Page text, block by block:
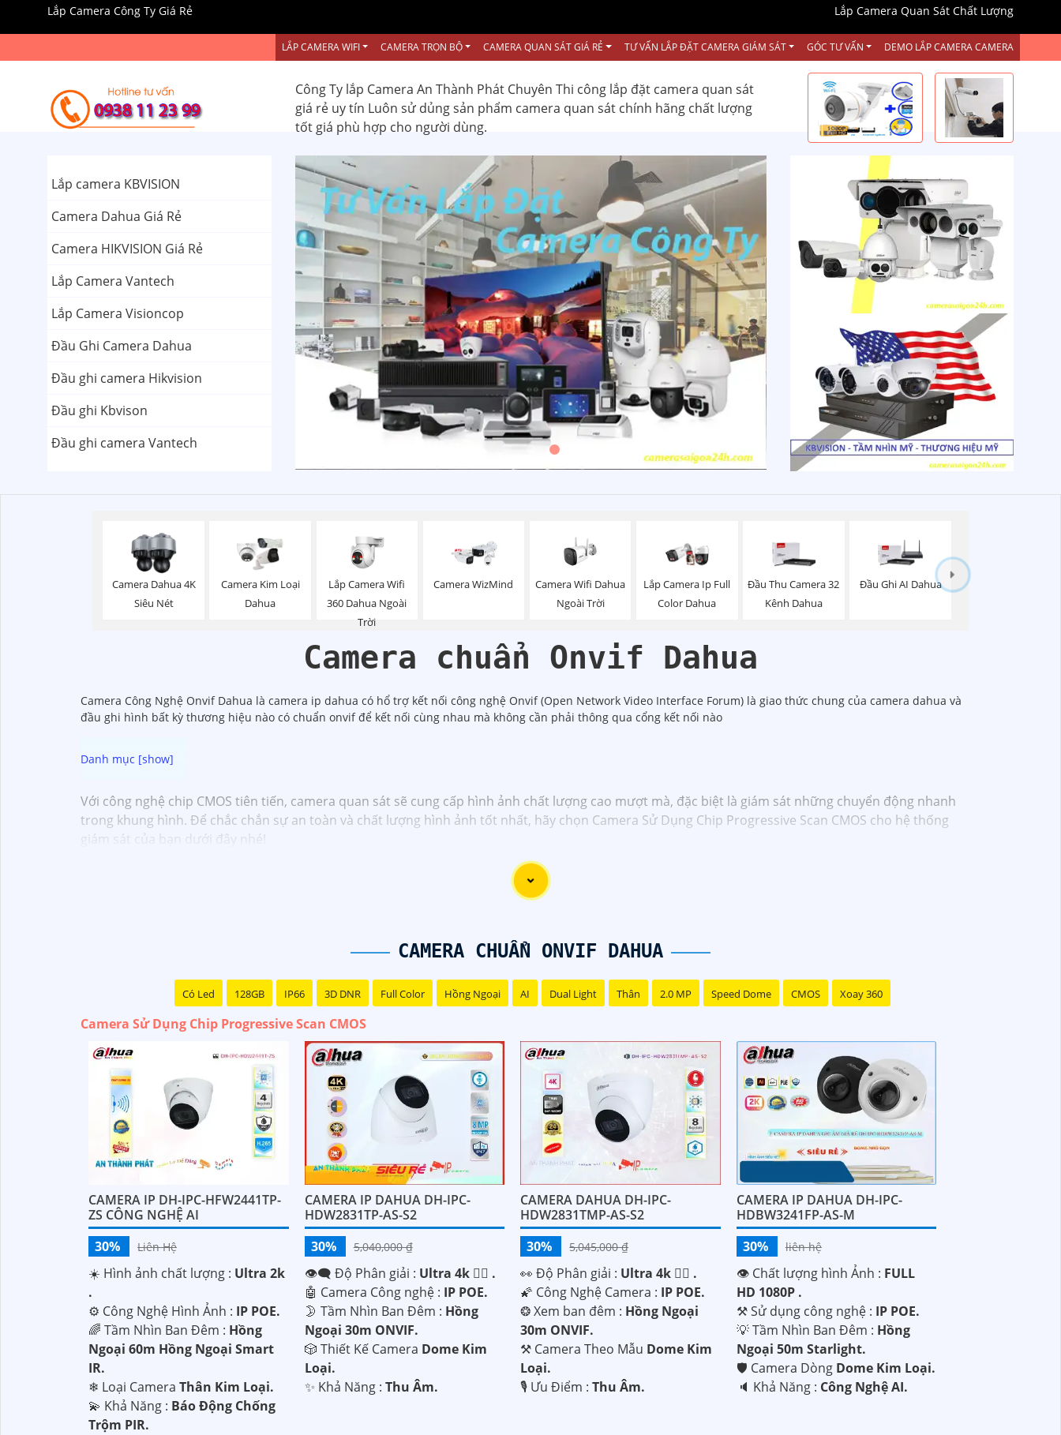
Lắp Camera Công Ty Giá Rẻ Lắp Camera Quan Sát Chất Lượng
LẮP CAMERA WIFI CAMERA TRỌN BỘ CAMERA QUAN SÁT GIÁ RẺ TƯ VẤN LẮP ĐẶT CAMERA GIÁM SÁT GÓC TƯ VẤN DEMO LẮP CAMERA CAMERA
Công Ty lắp Camera An Thành Phát Chuyên Thi công lắp đặt camera quan sát
giá rẻ uy tín Luôn sử dủng sản phẩm camera quan sát chính hãng chất lượng
tốt giá phù hợp cho người dùng.
Lắp camera KBVISION
Camera Dahua Giá Rẻ
Camera HIKVISION Giá Rẻ
Lắp Camera Vantech
Lắp Camera Visioncop
Đầu Ghi Camera Dahua
Đầu ghi camera Hikvision
Đầu ghi Kbvison
Đầu ghi camera Vantech
Camera Dahua 4K
Siêu Nét
Camera Kim Loại
Dahua
Lắp Camera Wifi
360 Dahua Ngoài
Trời
Camera WizMind
Camera Wifi Dahua
Ngoài Trời
Lắp Camera Ip Full
Color Dahua
Đầu Thu Camera 32
Kênh Dahua
Đầu Ghi AI Dahua
Camera chuẩn Onvif Dahua
Camera Công Nghệ Onvif Dahua là camera ip dahua có hổ trợ kết nối công nghệ Onvif (Open Network Video Interface Forum) là giao thức chung của camera dahua và
đầu ghi hình bất kỳ thương hiệu nào có chuẩn onvif để kết nối cùng nhau mà không cần phải thông qua cổng kết nối nào
Với công nghệ chip CMOS tiên tiến, camera quan sát sẽ cung cấp hình ảnh chất lượng cao mượt mà, đặc biệt là giám sát những chuyển động nhanh
trong khung hình. Để chắc chắn sự an toàn và chất lượng hình ảnh tốt nhất, hãy chọn Camera Sử Dụng Chip Progressive Scan CMOS cho hệ thống
giám sát của bạn dưới đây nhé!
CAMERA CHUẨN ONVIF DAHUA
Có Led 128GB IP66 3D DNR Full Color Hồng Ngoại AI Dual Light Thân 2.0 MP Speed Dome CMOS Xoay 360
Camera Sử Dụng Chip Progressive Scan CMOS
CAMERA IP DH-IPC-HFW2441TP-
ZS CÔNG NGHỆ AI
30%
Liên Hệ
☀️ Hình ảnh chất lượng : Ultra 2k
.
⚙ Công Nghệ Hình Ảnh : IP POE.
🌈 Tầm Nhìn Ban Đêm : Hồng
Ngoại 60m Hồng Ngoại Smart
IR.
❄ Loại Camera Thân Kim Loại.
️💫 Khả Năng : Báo Động Chống
Trộm PIR.
CAMERA IP DAHUA DH-IPC-
HDW2831TP-AS-S2
30%
5,040,000 ₫
👁️‍🗨 Độ Phân giải : Ultra 4k 👍🏾 .
🤖️ Camera Công nghệ : IP POE.
🌛 Tầm Nhìn Ban Đêm : Hồng
Ngoại 30m ONVIF.
🎲 Thiết Kế Camera Dome Kim
Loại.
️✨ Khả Năng : Thu Âm.
CAMERA DAHUA DH-IPC-
HDW2831TMP-AS-S2
30%
5,045,000 ₫
️👀 Độ Phân giải : Ultra 4k 👍🏾 .
🌠 Công Nghệ Camera : IP POE.
❂ Xem ban đêm : Hồng Ngoại
30m ONVIF.
⚒ Camera Theo Mẫu Dome Kim
Loại.
️🎙 Ưu Điểm :Thu Âm.
CAMERA IP DAHUA DH-IPC-
HDBW3241FP-AS-M
30%
liên hệ
👁 Chất lượng hình Ảnh : FULL
HD 1080P .
⚒ Sử dụng công nghệ : IP POE.
💡 Tầm Nhìn Ban Đêm : Hồng
Ngoại 50m Starlight.
🛡 Camera Dòng Dome Kim Loại.
️🔈 Khả Năng : Công Nghệ AI.